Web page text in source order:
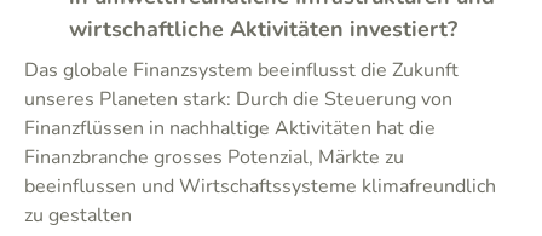
wirtschaftliche Aktivitäten investiert?
Das globale Finanzsystem beeinflusst die Zukunft
unseres Planeten stark: Durch die Steuerung von
Finanzflüssen in nachhaltige Aktivitäten hat die
Finanzbranche grosses Potenzial, Märkte zu
beeinflussen und Wirtschaftssysteme klimafreundlich
zu gestalten